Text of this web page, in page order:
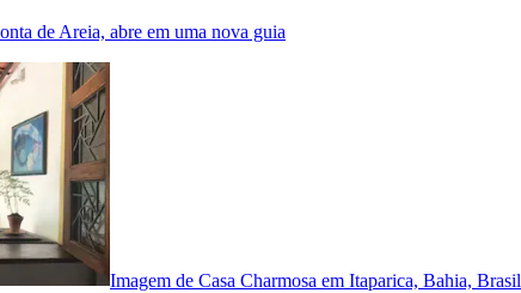
de Areia, abre em uma nova guia
Imagem de Casa Charmosa em Itaparica, Bahia, Brasil